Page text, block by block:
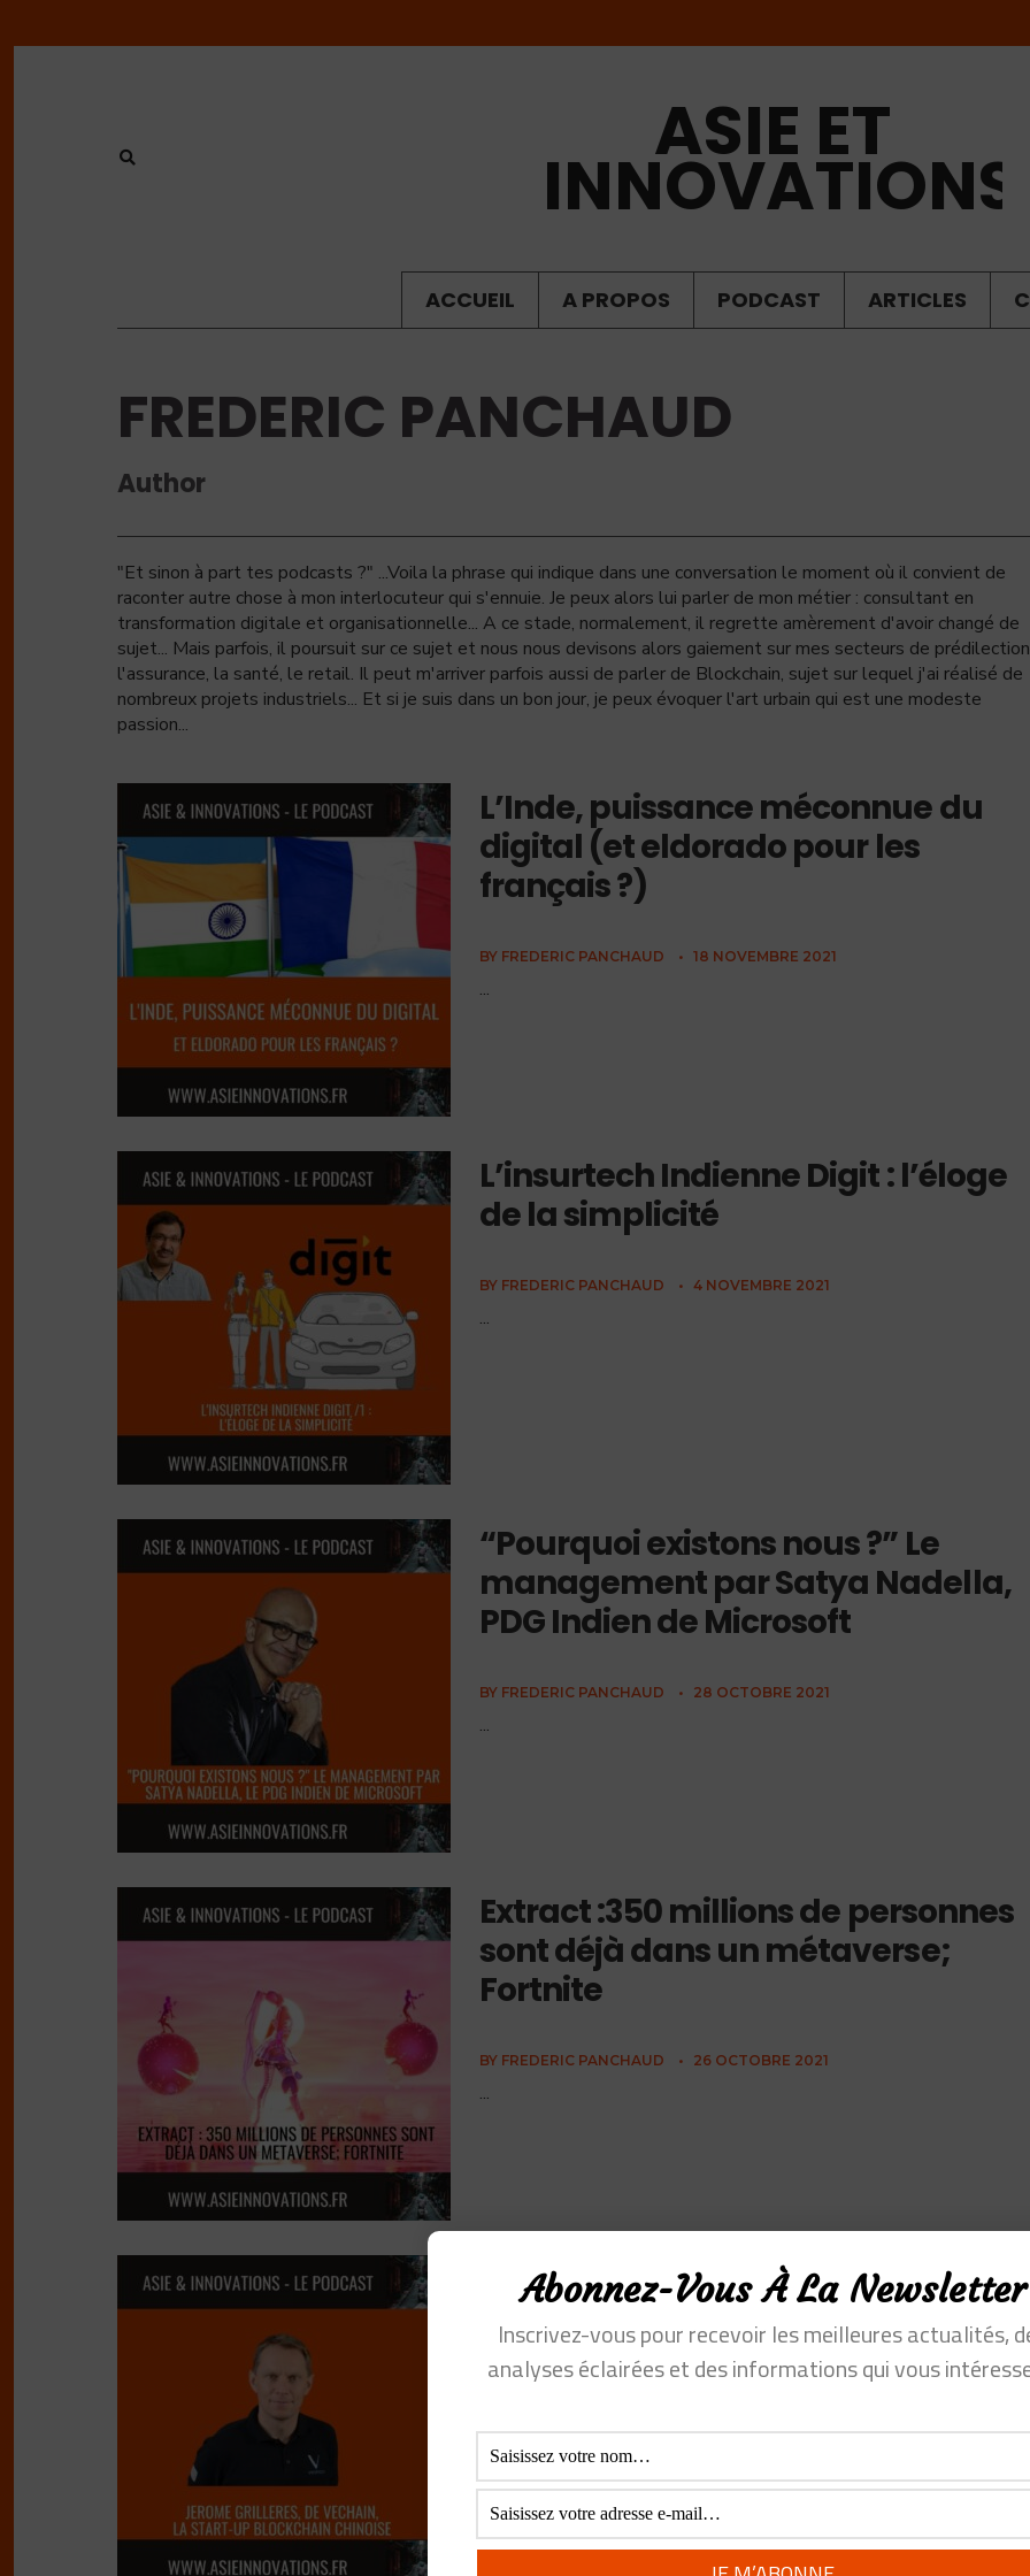
ASIE ET
INNOVATIONS
ACCUEIL A PROPOS PODCAST ARTICLES
FREDERIC PANCHAUD
Author
"Et sinon à part tes podcasts ?" ...Voila la phrase qui indique dans une conversation le moment où il convient de
raconter autre chose à mon interlocuteur qui s'ennuie. Je peux alors lui parler de mon métier : consultant en
transformation digitale et organisationnelle... A ce stade, normalement, il regrette amèrement d'avoir changé de
sujet... Mais parfois, il poursuit sur ce sujet et nous nous devisons alors gaiement sur mes secteurs de
l'assurance, la santé, le retail. Il peut m'arriver parfois aussi de parler de Blockchain, sujet sur lequel j'ai réalisé de
nombreux projets industriels... Et si je suis dans un bon jour, je peux évoquer l'art urbain qui est une modeste
passion...
L’Inde, puissance méconnue du
digital (et eldorado pour les
français ?)
BY FREDERIC PANCHAUD • 18 NOVEMBRE 2021
...
L’insurtech Indienne Digit : l’éloge
de la simplicité
BY FREDERIC PANCHAUD • 4 NOVEMBRE 2021
...
“Pourquoi existons nous ?” Le
management par Satya Nadella,
PDG Indien de Microsoft
BY FREDERIC PANCHAUD • 28 OCTOBRE 2021
...
Extract :350 millions de personnes
sont déjà dans un métaverse;
Fortnite
BY FREDERIC PANCHAUD • 26 OCTOBRE 2021
...
Jérôme Grilleres de Vechain, LA
start-up Blockchain Chinoise
Abonnez-Vous À La Newsletter
Inscrivez-vous pour recevoir les meilleures actualités,
analyses éclairées et des informations qui vous